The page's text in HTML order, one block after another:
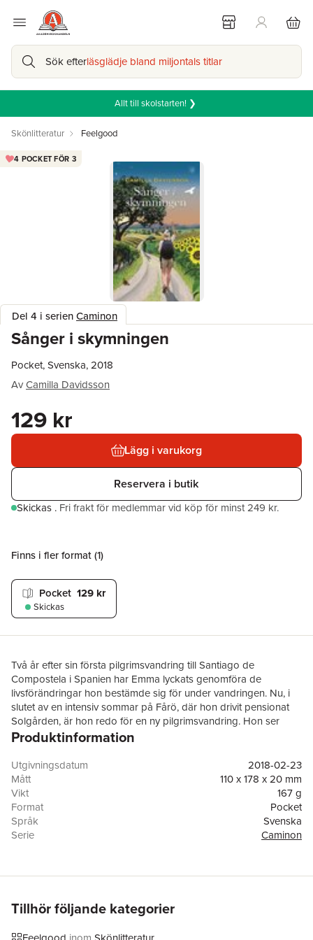
Sök efterläsglädje bland miljontals titlar
Allt till skolstarten! ❯
Skönlitteratur Feelgood
Del 4 i serienCaminon
Sånger i skymningen
4 POCKET FÖR 3
Pocket, Svenska, 2018
AvCamilla Davidsson
129 kr
Lägg i varukorg
Reservera i butik
Skickas . Fri frakt för medlemmar vid köp för minst 249 kr.
Finns i fler format (1)
Pocket 129 kr
Skickas
Två år efter sin första pilgrimsvandring till Santiago de
Compostela i Spanien har Emma lyckats genomföra de
livsförändringar hon bestämde sig för under vandringen. Nu, i
slutet av en intensiv sommar på Fårö, där hon drivit pensionat
Solgården, är hon redo för en ny pilgrimsvandring. Hon ser
fram emot lugn och ro och tid att tänka över vart förhållandet
medan Olle har lagt småbarnsåren bakom sig får många år
sedan. En av dem måste kompromissa om de inte ska gå skilda
vägar frågan är bara vem?
Men pilgrimsvandringen blir inte den välbehövliga tid för
reflektion Emma väntat sig. Den får istället ett abrupt slut när ett
förflutna ...
Sånger i skymningen är den fjärde fristående boken i serien om
Emmas sökande efter livsinsikt och kärlek. Boken är inspirerad
av Camilla Davidssons personliga erfarenheter av
Produktinformation
Utgivningsdatum
2018-02-23
Mått
110 x 178 x 20 mm
Vikt
167 g
Format
Pocket
Språk
Svenska
Serie
Caminon
Förlag
Printz publishing
ISBN
Miljömärkning
Tillhör följande kategorier